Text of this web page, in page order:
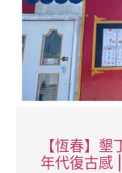
【恆春】
年代復古感